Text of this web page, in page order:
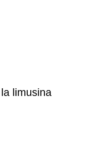
limusina